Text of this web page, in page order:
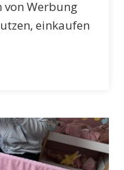
von Werbung
einkaufen